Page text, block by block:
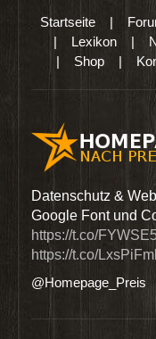
Startseite|
| Lexikon |
| Shop |
Datenschutz &
Google Font und
https://t.co/
https://t.co/
@Homepage_Preis